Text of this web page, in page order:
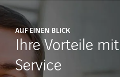
Newsletter
Kontakt
AUF EINEN BLICK
Ihre Vorteile mit
Service